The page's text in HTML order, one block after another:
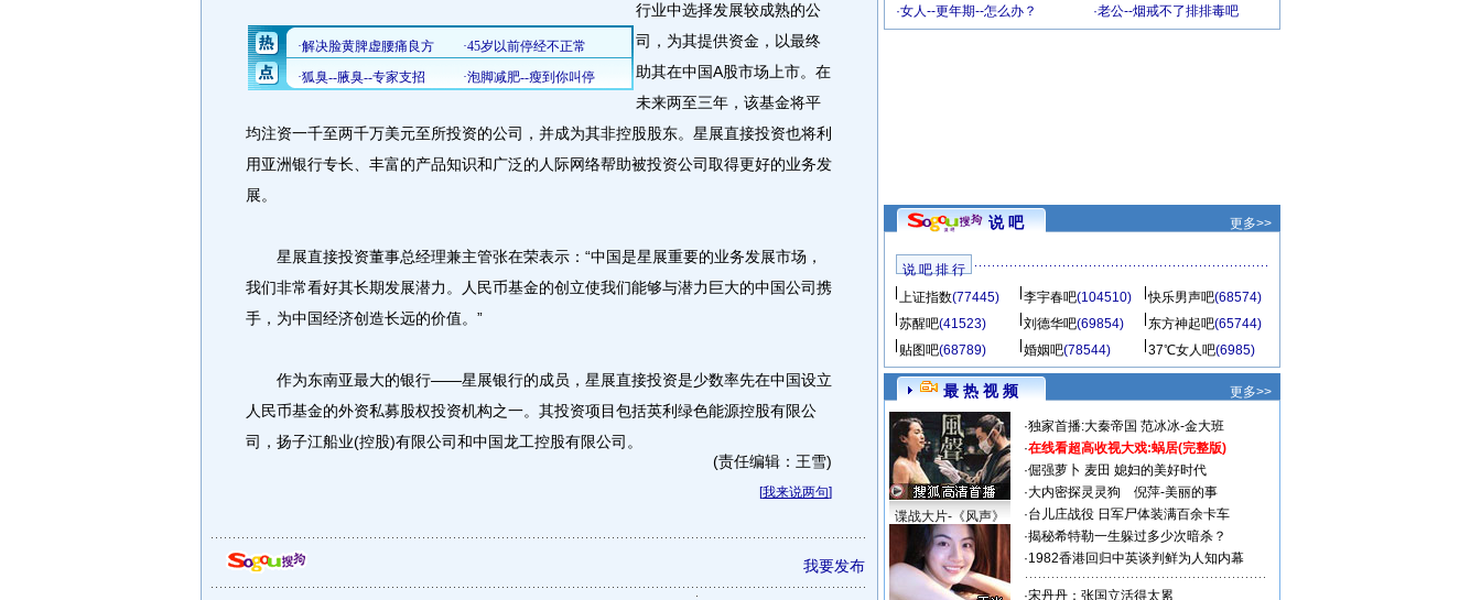
行业中选择发展较成熟的公
司，为其提供资金，以最终
助其在中国A股市场上市。在
未来两至三年，该基金将平
均注资一千至两千万美元至所投资的公司，并成为其非控股股东。星展直接投资也将利
用亚洲银行专长、丰富的产品知识和广泛的人际网络帮助被投资公司取得更好的业务发
展。
星展直接投资董事总经理兼主管张在荣表示：“中国是星展重要的业务发展市场，
我们非常看好其长期发展潜力。人民币基金的创立使我们能够与潜力巨大的中国公司携
手，为中国经济创造长远的价值。”
作为东南亚最大的银行——星展银行的成员，星展直接投资是少数率先在中国设立
人民币基金的外资私募股权投资机构之一。其投资项目包括英利绿色能源控股有限公
司，扬子江船业(控股)有限公司和中国龙工控股有限公司。
(责任编辑：王雪)
[我来说两句]
我要发布
·女人--更年期--怎么办？ ·老公--烟戒不了排排毒吧
说 吧 更多>>
说 吧 排 行
上证指数(77445) 李宇春吧(104510) 快乐男声吧(68574)
苏醒吧(41523) 刘德华吧(69854) 东方神起吧(65744)
贴图吧(68789) 婚姻吧(78544) 37℃女人吧(6985)
最 热 视 频 更多>>
谍战大片-《风声》
·独家首播:大秦帝国 范冰冰-金大班
·在线看超高收视大戏:蜗居(完整版)
·倔强萝卜 麦田 媳妇的美好时代
·大内密探灵灵狗
倪萍-美丽的事
·台儿庄战役 日军尸体装满百余卡车
·揭秘希特勒一生躲过多少次暗杀？
·1982香港回归中英谈判鲜为人知内幕
·宋丹丹：张国立活得太累